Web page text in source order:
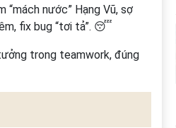
“mách nước” Hạng Vũ, sợ
fix bug “tơi tả”. 😴
trong teamwork, đúng